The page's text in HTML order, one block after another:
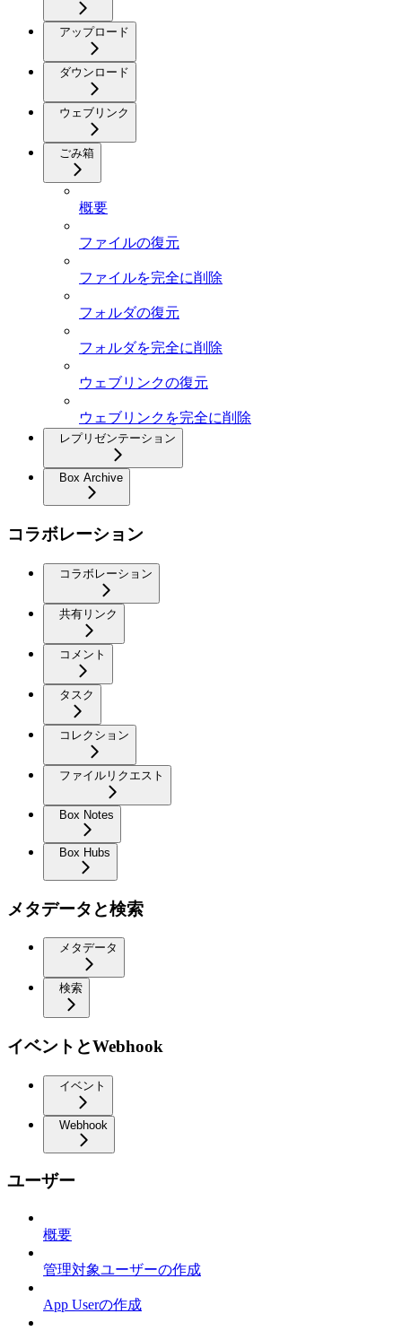
アップロード
ダウンロード
ウェブリンク
ごみ箱
概要
ファイルの復元
ファイルを完全に削除
フォルダの復元
フォルダを完全に削除
ウェブリンクの復元
ウェブリンクを完全に削除
レプリゼンテーション
Box Archive
コラボレーション
コラボレーション
共有リンク
コメント
タスク
コレクション
ファイルリクエスト
Box Notes
Box Hubs
メタデータと検索
メタデータ
検索
イベントとWebhook
イベント
Webhook
ユーザー
概要
管理対象ユーザーの作成
App Userの作成